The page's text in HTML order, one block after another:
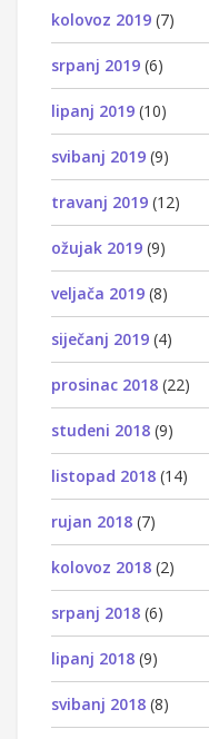
kolovoz 2019 (7)
srpanj 2019 (6)
lipanj 2019 (10)
svibanj 2019 (9)
travanj 2019 (12)
ožujak 2019 (9)
veljača 2019 (8)
siječanj 2019 (4)
prosinac 2018 (22)
studeni 2018 (9)
listopad 2018 (14)
rujan 2018 (7)
kolovoz 2018 (2)
srpanj 2018 (6)
lipanj 2018 (9)
svibanj 2018 (8)